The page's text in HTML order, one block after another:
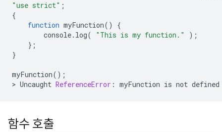
"use strict" ;
{
function myFunction()
{
console. log( "This is my function."
);
};
}
myFunction();
> Uncaught ReferenceError : myFunction is not defined
함수 호출